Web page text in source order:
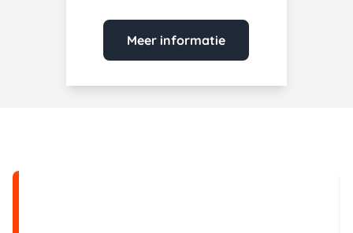
Meer informatie